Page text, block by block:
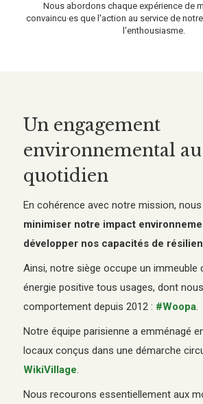
Nous abordons chaque expérience de
convaincu·es que l'action au service de
l'enthousiasme.
Un engagement
environnemental au
quotidien
En cohérence avec notre mission,
minimiser notre impact
développer nos capacités de
Ainsi, notre siège occupe un immeuble
énergie positive tous usages, dont
comportement depuis 2012 : #Woopa.
Notre équipe parisienne a emménagé
locaux conçus dans une démarche
WikiVillage.
Nous recourons essentiellement aux